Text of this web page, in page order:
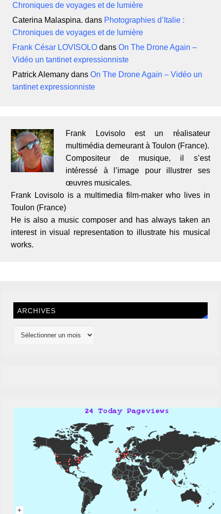
Chroniques de voyages et de lumière
Caterina Malaspina. dans Photographies d’Italie :
Chroniques de voyages et de lumière
Frank César LOVISOLO dansOn The Drone Again –
Vidéo un tantinet expressionniste
Patrick Alemany dansOn The Drone Again – Vidéo un
tantinet expressionniste
Frank Lovisolo est un réalisateur
multimédia demeurant à Toulon (France).
Compositeur de musique, il s’est
intéressé à l’image pour illustrer ses
œuvres musicales.
Frank Lovisolo is a multimedia film-maker who lives in
Toulon (France)
He is also a music composer and has always taken an
interest in visual representation to illustrate his musical
works.
ARCHIVES